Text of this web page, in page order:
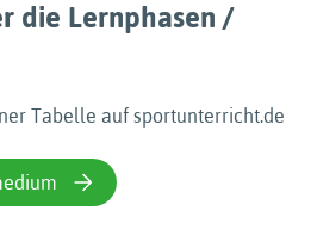
die Lernphasen /
Tabelle auf sportunterricht.de